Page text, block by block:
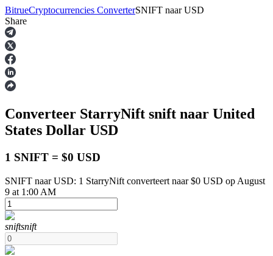
Termijncontracten
USDT-futures
BitrueCryptocurrencies ConverterSNIFT naar USD
Share
Converteer StarryNift snift naar United
States Dollar USD
1 SNIFT = $0 USD
SNIFT naar USD: 1 StarryNift converteert naar $0 USD op August
9 at 1:00 AM
sniftsnift